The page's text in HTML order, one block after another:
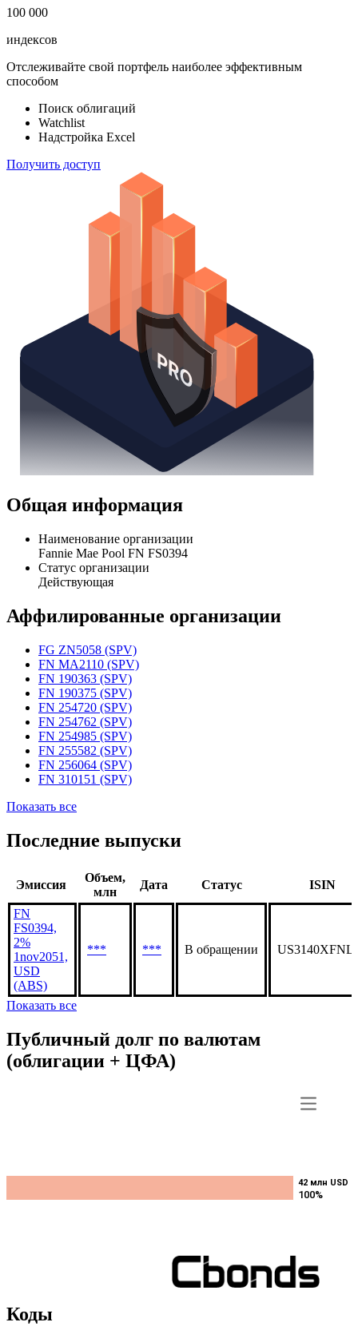
100 000
индексов
Отслеживайте свой портфель наиболее эффективным
способом
Поиск облигаций
Watchlist
Надстройка Excel
Получить доступ
Общая информация
Наименование организации
Fannie Mae Pool FN FS0394
Статус организации
Действующая
Аффилированные организации
FG ZN5058 (SPV)
FN MA2110 (SPV)
FN 190363 (SPV)
FN 190375 (SPV)
FN 254720 (SPV)
FN 254762 (SPV)
FN 254985 (SPV)
FN 255582 (SPV)
FN 256064 (SPV)
FN 310151 (SPV)
Показать все
Последние выпуски
Эмиссия
Объем,
млн
Дата Статус ISIN
FN
FS0394,
2%
1nov2051,
USD
(ABS)
*** *** В обращении
Показать все
Публичный долг по валютам
(облигации + ЦФА)
42 млн USD
100%
42 млн USD
100%
Коды